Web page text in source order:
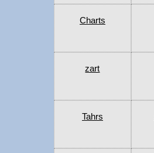
Charts
zart
Tahrs